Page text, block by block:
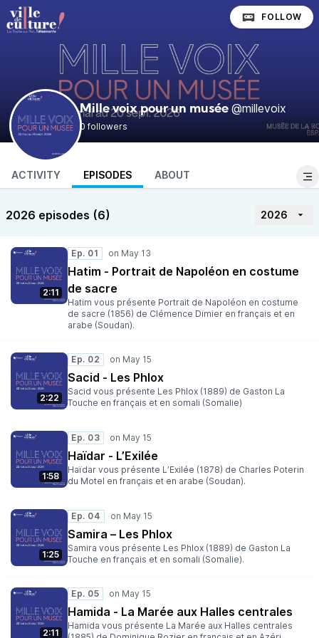
Mille voix pour un musée @millevoix
0 followers
FOLLOW
ACTIVITY EPISODES ABOUT
2026 episodes (6) 2026
2:11
Ep. 01
Hatim - Portrait de Napoléon en costume
de sacre
Hatim vous présente Portrait de Napoléon en costume
de sacre (1856) de Clémence Dimier en français et en
arabe (Soudan).
2:22
Ep. 02
Sacid - Les Phlox
Sacid vous présente Les Phlox (1889) de Gaston La
Touche en français et en somali (Somalie)
1:58
Ep. 03
Haïdar - L’Exilée
Haïdar vous présente L’Exilée (1878) de Charles Poterin
du Motel en français et en arabe (Soudan).
1:25
Ep. 04
Samira – Les Phlox
Samira vous présente Les Phlox (1889) de Gaston La
Touche en français et en somali (Somalie).
2:11
Ep. 05
Hamida - La Marée aux Halles centrales
Hamida vous présente La Marée aux Halles centrales